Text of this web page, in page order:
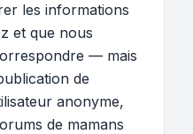
les informations
et que nous
— mais
de
anonyme,
de mamans